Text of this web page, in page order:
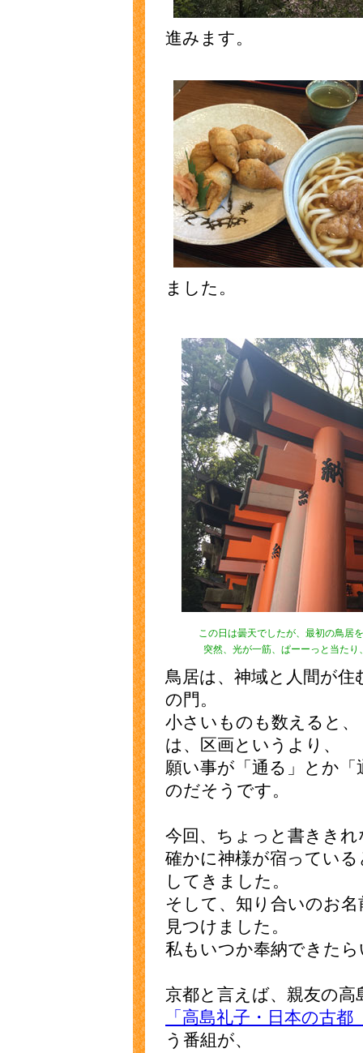
進みます。
ました。
この日は曇天でしたが、最初の鳥居
突然、光が一筋、ぱーーっと当た
鳥居は、神域と人間が
の門。
小さいものも数えると
は、区画というより、
願い事が「通る」とか
のだそうです。
今回、ちょっと書きき
確かに神様が宿ってい
してきました。
そして、知り合いのお
見つけました。
私もいつか奉納できた
京都と言えば、親友の高
「高島礼子・日本の古
う番組が、